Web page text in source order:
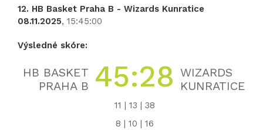
12. HB Basket Praha B - Wizards Kunratice
08.11.2025, 15:45:00
Výsledné skóre:
HB BASKET
PRAHA B 45:28 WIZARDS
KUNRATICE
11 | 13 | 38
8 | 10 | 16